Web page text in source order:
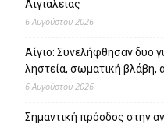
Αιγιαλείας
6 Αυγούστου 2026
Αίγιο: Συνελήφθησαν δυο
ληστεία, σωματική βλάβη,
6 Αυγούστου 2026
Σημαντική πρόοδος στην